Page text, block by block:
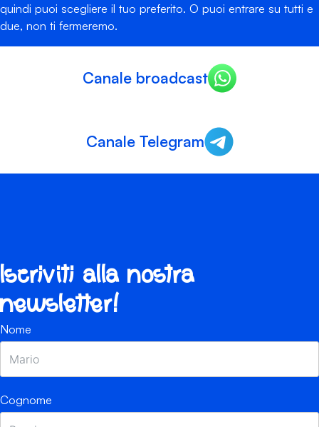
quindi puoi scegliere il tuo preferito. O puoi entrare su tutti e
due, non ti fermeremo.
Canale broadcast
Canale Telegram
Iscriviti alla nostra
newsletter!
Nome
Cognome